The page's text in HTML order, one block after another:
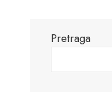
Pretraga